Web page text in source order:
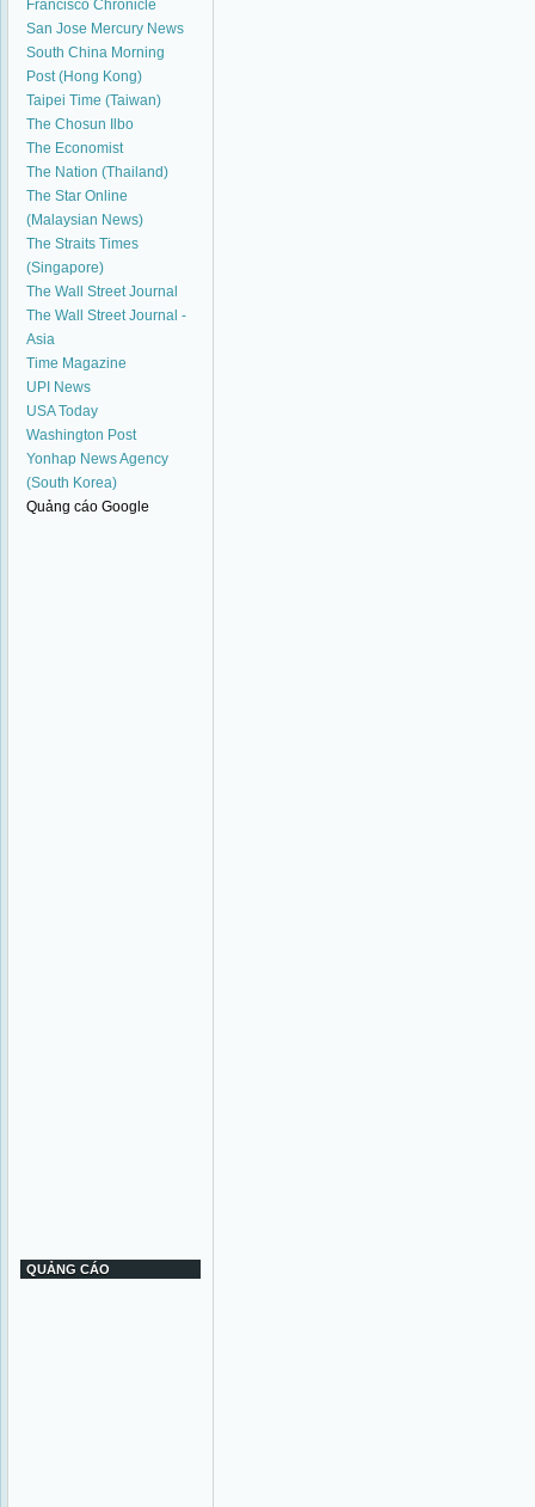
Francisco Chronicle
San Jose Mercury News
South China Morning
Post (Hong Kong)
Taipei Time (Taiwan)
The Chosun Ilbo
The Economist
The Nation (Thailand)
The Star Online
(Malaysian News)
The Straits Times
(Singapore)
The Wall Street Journal
The Wall Street Journal -
Asia
Time Magazine
UPI News
USA Today
Washington Post
Yonhap News Agency
(South Korea)
Quảng cáo Google
QUẢNG CÁO